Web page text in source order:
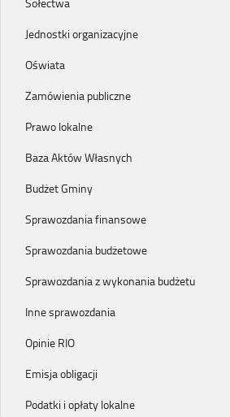
Jednostki organizacyjne
Oświata
Zamówienia publiczne
Prawo lokalne
Baza Aktów Własnych
Budżet Gminy
Sprawozdania finansowe
Sprawozdania budżetowe
Sprawozdania z wykonania budżetu
Inne sprawozdania
Opinie RIO
Emisja obligacji
Podatki i opłaty lokalne